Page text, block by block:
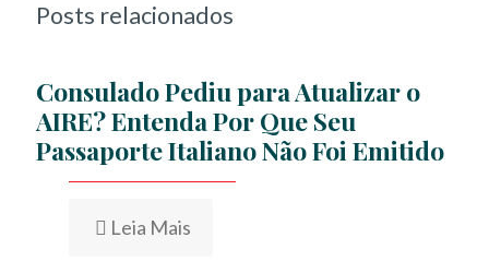
Posts relacionados
Consulado Pediu para Atualizar o
AIRE? Entenda Por Que Seu
Passaporte Italiano Não Foi Emitido
Leia Mais